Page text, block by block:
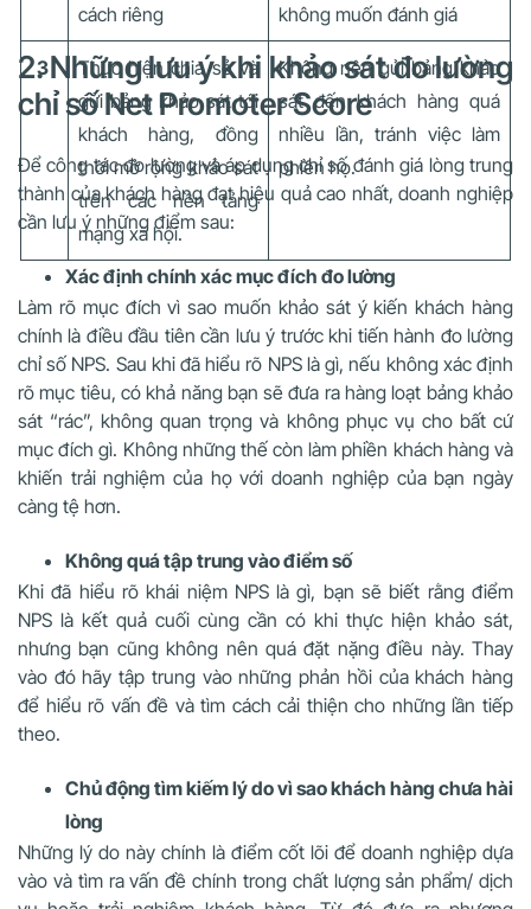
cách riêng
không muốn đánh giá
3
Thực hiện chia sẻ và
gửi bảng khảo sát tới
khách hàng, đồng
thời mở rộng khảo sát
trên các nền tảng
mạng xã hội.
Không nên gửi bảng khảo
sát đến khách hàng quá
nhiều lần, tránh việc làm
phiền họ.
2. Những lưu ý khi khảo sát đo lường
chỉ số Net Promoter Score
Để công tác đo lường và áp dụng chỉ số đánh giá lòng trung
thành của khách hàng đạt hiệu quả cao nhất, doanh nghiệp
cần lưu ý những điểm sau:
Xác định chính xác mục đích đo lường
Làm rõ mục đích vì sao muốn khảo sát ý kiến khách hàng
chính là điều đầu tiên cần lưu ý trước khi tiến hành đo lường
chỉ số NPS. Sau khi đã hiểu rõ NPS là gì, nếu không xác định
rõ mục tiêu, có khả năng bạn sẽ đưa ra hàng loạt bảng khảo
sát “rác”, không quan trọng và không phục vụ cho bất cứ
mục đích gì. Không những thế còn làm phiền khách hàng và
khiến trải nghiệm của họ với doanh nghiệp của bạn ngày
càng tệ hơn.
Không quá tập trung vào điểm số
Khi đã hiểu rõ khái niệm NPS là gì, bạn sẽ biết rằng điểm
NPS là kết quả cuối cùng cần có khi thực hiện khảo sát,
nhưng bạn cũng không nên quá đặt nặng điều này. Thay
vào đó hãy tập trung vào những phản hồi của khách hàng
để hiểu rõ vấn đề và tìm cách cải thiện cho những lần tiếp
theo.
Chủ động tìm kiếm lý do vì sao khách hàng chưa hài
lòng
Những lý do này chính là điểm cốt lõi để doanh nghiệp dựa
vào và tìm ra vấn đề chính trong chất lượng sản phẩm/ dịch